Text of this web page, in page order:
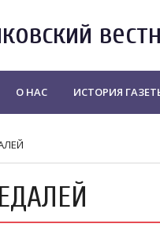
О НАС ИСТОРИЯ